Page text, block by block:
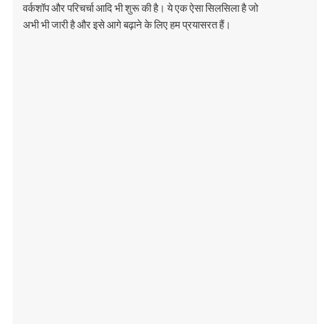
वर्कशॉप और परिचर्चा आदि भी शुरू की है। ये एक ऐसा सिलसिला है जो
अभी भी जारी है और इसे आगे बढ़ाने के लिए हम प्रयासरत हैं।